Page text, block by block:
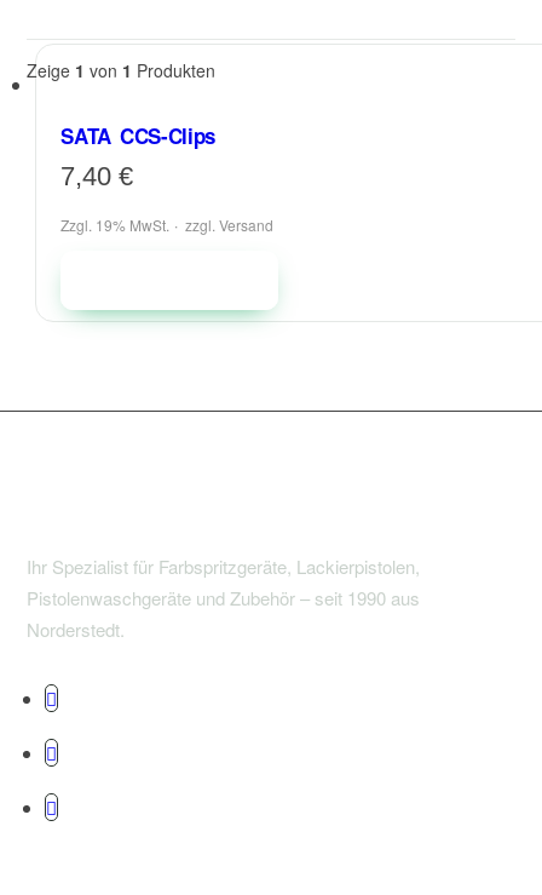
Zeige 1 von 1 Produkten
SATA CCS-Clips
7,40€
Zzgl. 19% MwSt. zzgl.Versand
Ihr Spezialist für Farbspritzgeräte, Lackierpistolen,
Pistolenwaschgeräte und Zubehör – seit 1990 aus
Norderstedt.